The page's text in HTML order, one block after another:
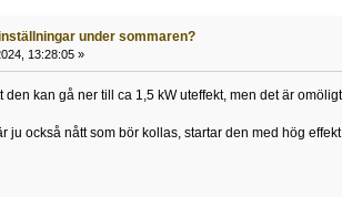
under sommaren?
13:28:05 »
den kan gå ner till ca 1,5 kW uteffekt, men det är
ju också nått som bör kollas, startar den med hög